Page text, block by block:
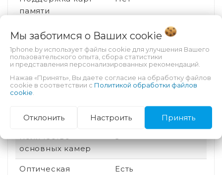
памяти
Соотношение
Дата выхода 2024
Быстрая зарядка Нет
процессора
основных камер
Оптическая
Есть
Мы заботимся о Ваших cookie
1phone.by использует файлы cookie для улучшения Вашего
пользовательского опыта, сбора статистики
и представления персонализированных рекомендаций.
Нажав «Принять», Вы даете согласие на обработку файлов
cookie в соответствии с Политикой обработки файлов
cookie
Отклонить Настроить Принять